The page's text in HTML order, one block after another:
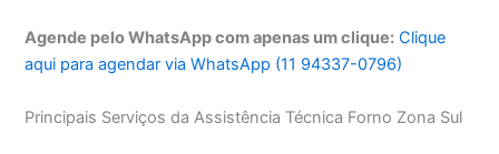
Agende pelo WhatsApp com apenas um clique: Clique
aqui para agendar via WhatsApp (11 94337-0796)
Principais Serviços da Assistência Técnica Forno Zona Sul